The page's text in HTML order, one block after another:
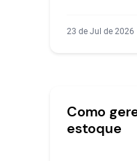
23 de Jul de 2026
Como
estoque